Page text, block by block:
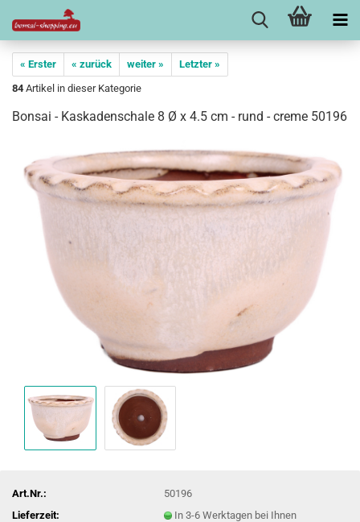
« Erster « zurück weiter »
Letzter »
84 Artikel in dieser Kategorie
Bonsai - Kaskadenschale 8 Ø x 4.5 cm - rund - creme 50196
Art.Nr.:
50196
Lieferzeit:
In 3-6 Werktagen bei Ihnen